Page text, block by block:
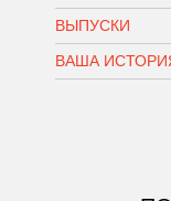
ВЫПУСКИ
ВАША